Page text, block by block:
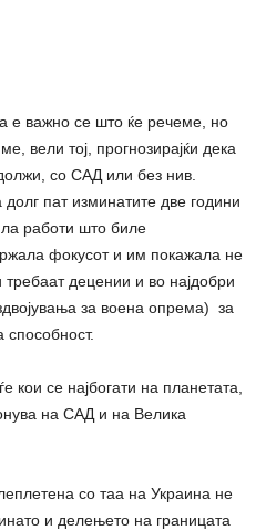
важно се што ќе речеме, но
вели тој, прогнозирајќи дека
со САД или без нив.
пат изминатите две години
работи што биле
фокусот и им покажала не
требаат децении и во најдобри
за воена опрема) за
способност.
се најбогати на планетата,
на САД и на Велика
со таа на Украина не
и делењето на границата